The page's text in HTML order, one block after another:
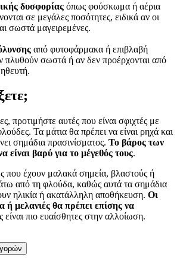
δυσφορίας όπως φούσκωμα ή αέρια
σε μεγάλες ποσότητες, ειδικά αν οι
σωστά μαγειρεμένες.
από φυτοφάρμακα ή επιβλαβή
πλυθούν σωστά ή αν δεν προέρχονται από
προτιμήστε αυτές που είναι σφιχτές με
Τα μάτια θα πρέπει να είναι ρηχά και
σημάδια πρασινίσματος. Το βάρος των
είναι βαρύ για το μέγεθός τους.
που έχουν μαλακά σημεία, βλαστούς ή
από τη φλούδα, καθώς αυτά τα σημάδια
ηλικία ή ακατάλληλη αποθήκευση. Οι
ή μελανιές θα πρέπει επίσης να
είναι πιο ευαίσθητες στην αλλοίωση.